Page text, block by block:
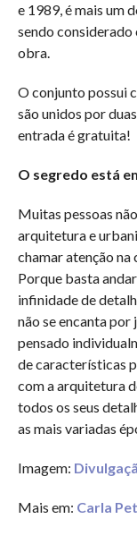
e 1989, é mais um
sendo considerado
obra.
O conjunto possui
são unidos por
entrada é gratuita!
O segredo está
Muitas pessoas
arquitetura e
chamar atenção na
Porque basta
infinidade de
não se encanta por
pensado
de características
com a arquitetura
todos os seus
as mais variadas
Imagem:
Mais em: Carla